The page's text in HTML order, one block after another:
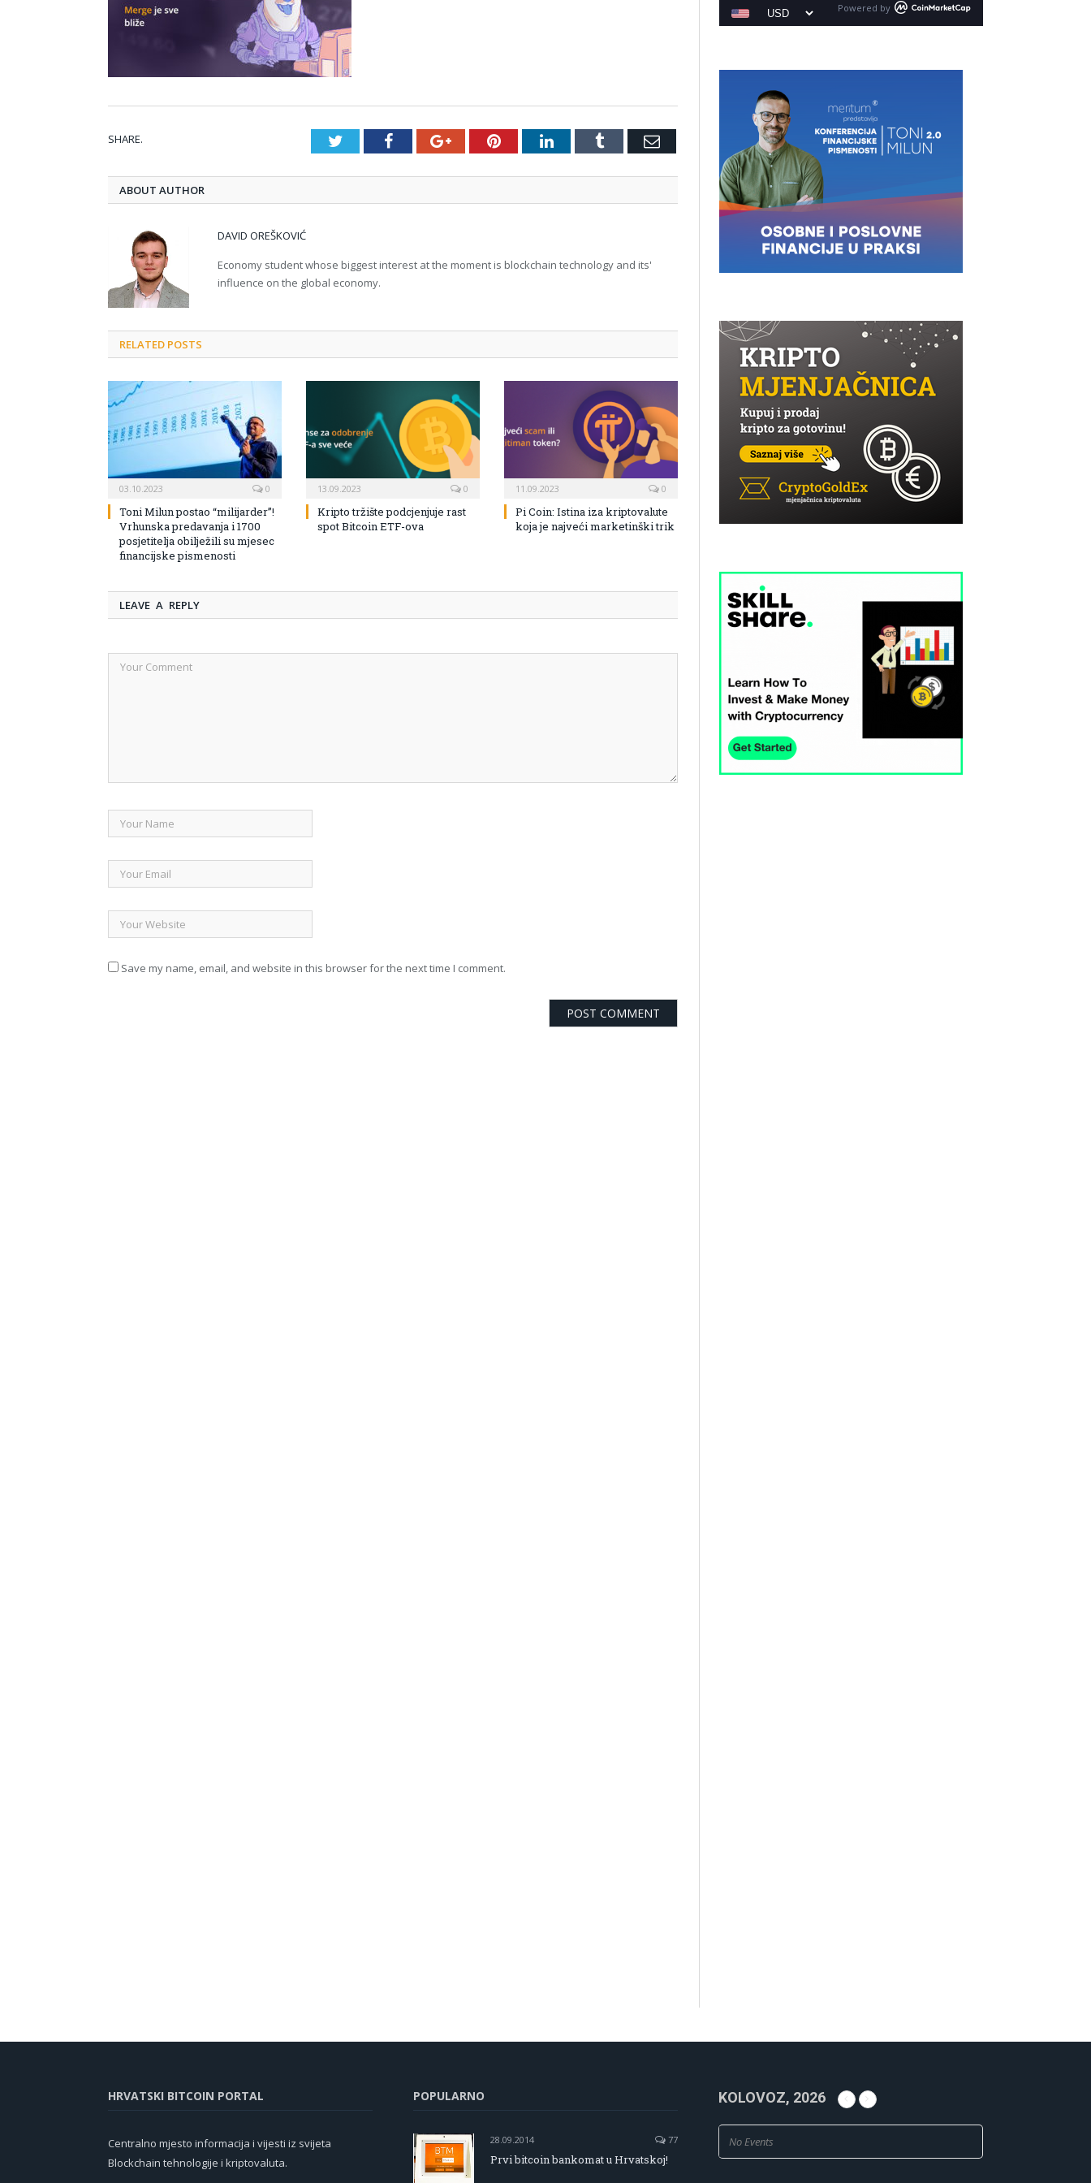
SHARE. TwitterFacebookGoogle+PinterestLinkedInTumblr Email
ABOUT AUTHOR
DAVID OREŠKOVIĆ
Economy student whose biggest interest at the moment is blockchain technology and its'
influence on the global economy.
RELATED POSTS
03.10.2023 0
Toni Milun postao “milijarder”!
Vrhunska predavanja i 1700
posjetitelja obilježili su mjesec
financijske pismenosti
13.09.2023 0
Kripto tržište podcjenjuje rast
spot Bitcoin ETF-ova
11.09.2023 0
Pi Coin: Istina iza kriptovalute
koja je najveći marketinški trik
LEAVE A REPLY
Save my name, email, and website in this browser for the next time I comment.
Powered by
HRVATSKI BITCOIN PORTAL
Centralno mjesto informacija i vijesti iz svijeta
Blockchain tehnologije i kriptovaluta.
POPULARNO
28.09.2014 77
Prvi bitcoin bankomat u Hrvatskoj!
KOLOVOZ, 2026
No Events